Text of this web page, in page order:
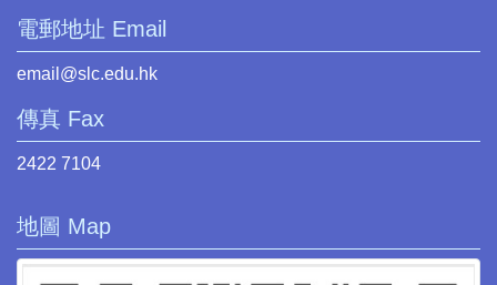
電郵地址 Email
email@slc.edu.hk
傳真 Fax
2422 7104
地圖 Map